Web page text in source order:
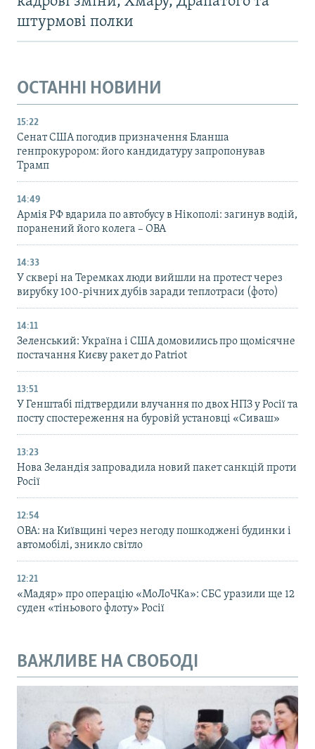
штурмові полки
ОСТАННІ НОВИНИ
15:22
Сенат США погодив призначення Бланша
генпрокурором: його кандидатуру запропонував
Трамп
14:49
Армія РФ вдарила по автобусу в Нікополі: загинув водій,
поранений його колега – ОВА
14:33
У сквері на Теремках люди вийшли на протест через
вирубку 100-річних дубів заради теплотраси (фото)
14:11
Зеленський: Україна і США домовились про щомісячне
постачання Києву ракет до Patriot
13:51
У Генштабі підтвердили влучання по двох НПЗ у Росії та
посту спостереження на буровій установці «Сиваш»
13:23
Нова Зеландія запровадила новий пакет санкцій проти
Росії
12:54
ОВА: на Київщині через негоду пошкоджені будинки і
автомобілі, зникло світло
12:21
«Мадяр» про операцію «МоЛоЧКа»: СБС уразили ще 12
суден «тіньового флоту» Росії
ВАЖЛИВЕ НА СВОБОДІ